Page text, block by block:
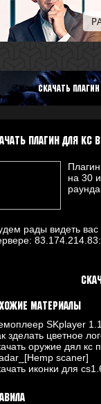
скачать
плагин для кс
на 30
рады видеть
материалы
SKplayer
зделать цветное
оружие дял кс
scaner]
иконки для